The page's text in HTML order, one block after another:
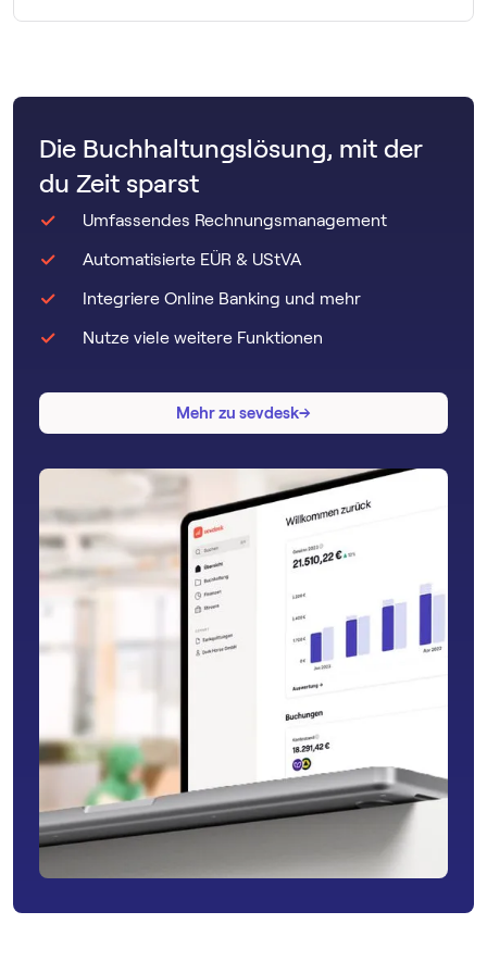
Ja. Mit einer Buch­haltungs­software wie sevdesk wird die
Die Buchhaltungslösung, mit der
du Zeit sparst
Umfassendes Rechnungsmanagement
Automatisierte EÜR & UStVA
Integriere Online Banking und mehr
Nutze viele weitere Funktionen
Mehr zu sevdesk→
→